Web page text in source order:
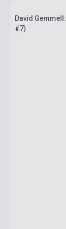
David
#7)